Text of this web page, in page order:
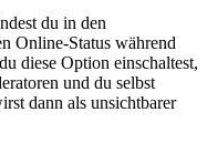
du in den
Online-Status während
diese Option einschaltest,
und du selbst
dann als unsichtbarer